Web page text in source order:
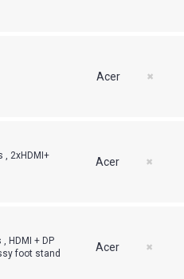
Acer ✖
, 2xHDMI+
Acer ✖
HDMI + DP
foot stand
Acer ✖